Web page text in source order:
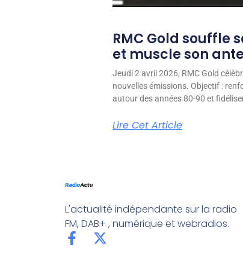
RMC Gold souffle
et muscle son
Jeudi 2 avril 2026, RMC Gold
nouvelles émissions. Objectif :
autour des années 80-90 et
Lire Cet Article
L'actualité indépendante sur la radio
FM, DAB+ , numérique et webradios.